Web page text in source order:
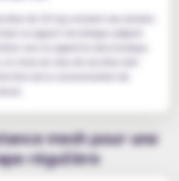
de 20 mg convient aux anciens
un apport nicotinique adapté
vers la cigarette électronique.
le choix du taux de nicotine doit
de la consommation de
mesh pour une
régulière